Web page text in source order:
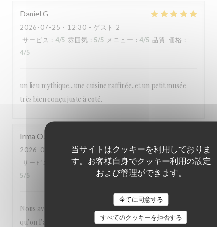
当サイトはクッキーを利用しておりま
す。お客様自身でクッキー利用の設定
および管理ができます。
全てに同意する
すべてのクッキーを拒否する
Daniel G
2026-07-25 - 12:30 - ゲスト 2
サービス : 4/5 雰囲気 : 5/5 メニュー : 4/5 品質-価格 :
4/5
un lieu mythique...une cuisine raffinée..et un petit musée
très bien conçu juste à côté.
Irma O
2026-07-25
- 12:30 - ゲスト 3
サービス
雰囲気 : 5/5 メニュー: 5/5 品質-価格:
5/5
Nous avons tous aimé notre visite : la cuisine française telle
qu’on l’aime avec des produits de saison, un service de